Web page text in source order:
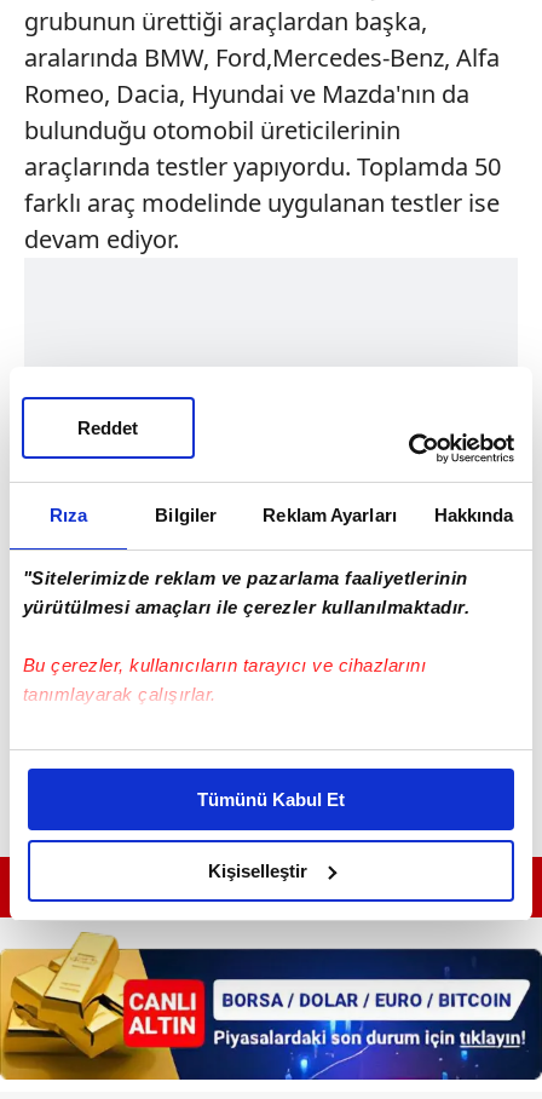
Rıza Bilgiler Reklam Ayarları Hakkında
"Sitelerimizde reklam ve pazarlama faaliyetlerinin
yürütülmesi amaçları ile çerezler kullanılmaktadır.
Bu çerezler, kullanıcıların tarayıcı ve cihazlarını
tanımlayarak çalışırlar.
Bu çerezlere izin vermeniz halinde sizlere özel
daha iyi reklam deneyimi yaşatabiliriz. Bunu yaparken
amacımızın size daha iyi bir reklam deneyimi sunmak
olduğunu ve sizlere en iyi içerikleri sunabilmek adına
elimizden gelen çabayı gösterdiğimizi ve bu noktada,
reklamların maliyetlerimizi karşılamak noktasında tek gelir
kalemimiz olduğunu sizlere hatırlatmak isteriz.
Her halükârda, kullanıcılar, bu çerezlere izin vermedikleri
takdirde, kullanıcılara hedefli reklamlar
gösterilmeyecektir."
Tümünü Kabul Et
Kişiselleştir
Reddet
grubunun ürettiği araçlardan başka,
aralarında BMW, Ford,Mercedes-Benz, Alfa
Romeo, Dacia, Hyundai ve Mazda'nın da
bulunduğu otomobil üreticilerinin
araçlarında testler yapıyordu. Toplamda 50
farklı araç modelinde uygulanan testler ise
devam ediyor.
GÜNÜN EN ÖNEMLİ MANŞETLERİ İÇİN TIKLAYIN